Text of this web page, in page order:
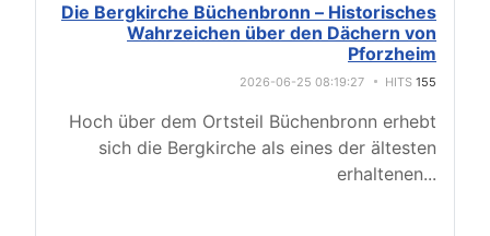
Die Bergkirche Büchenbronn – Historisches
Wahrzeichen über den Dächern von
Pforzheim
2026-06-25 08:19:27 HITS 155
Hoch über dem Ortsteil Büchenbronn erhebt
sich die Bergkirche als eines der ältesten
erhaltenen...